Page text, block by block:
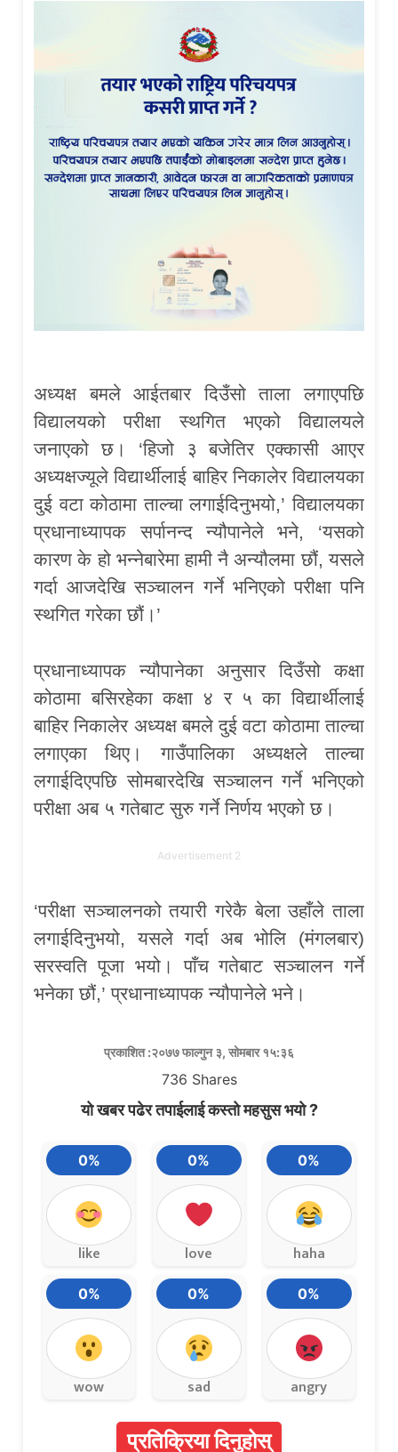
अध्यक्ष बमले आईतबार दिउँसो ताला लगाएपछि
विद्यालयको परीक्षा स्थगित भएको विद्यालयले
जनाएको छ। ‘हिजो ३ बजेतिर एक्कासी आएर
अध्यक्षज्यूले विद्यार्थीलाई बाहिर निकालेर विद्यालयका
दुई वटा कोठामा ताल्चा लगाईदिनुभयो,’ विद्यालयका
प्रधानाध्यापक सर्पानन्द न्यौपानेले भने, ‘यसको
कारण के हो भन्नेबारेमा हामी नै अन्यौलमा छौं, यसले
गर्दा आजदेखि सञ्चालन गर्ने भनिएको परीक्षा पनि
स्थगित गरेका छौं।’
प्रधानाध्यापक न्यौपानेका अनुसार दिउँसो कक्षा
कोठामा बसिरहेका कक्षा ४ र ५ का विद्यार्थीलाई
बाहिर निकालेर अध्यक्ष बमले दुई वटा कोठामा ताल्चा
लगाएका थिए। गाउँपालिका अध्यक्षले ताल्चा
लगाईदिएपछि सोमबारदेखि सञ्चालन गर्ने भनिएको
परीक्षा अब ५ गतेबाट सुरु गर्ने निर्णय भएको छ।
Advertisement 2
‘परीक्षा सञ्चालनको तयारी गरेकै बेला उहाँले ताला
लगाईदिनुभयो, यसले गर्दा अब भोलि (मंगलबार)
सरस्वति पूजा भयो। पाँच गतेबाट सञ्चालन गर्ने
भनेका छौं,’ प्रधानाध्यापक न्यौपानेले भने।
प्रकाशित :२०७७ फाल्गुन ३, सोमबार १५:३६
736 Shares
यो खबर पढेर तपाईलाई कस्तो महसुस भयो ?
0%
like
0%
love
0%
haha
0%
wow
0%
sad
0%
angry
प्रतिक्रिया दिनुहोस्